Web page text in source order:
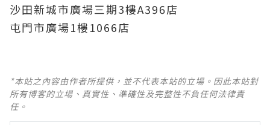
沙田新城市廣場三期3樓A396店
屯門市廣場1樓1066店
*本站之內容由作者所提供，並不代表本站的立場。因此本站對
所有博客的立場、真實性、準確性及完整性不負任何法律責
任。